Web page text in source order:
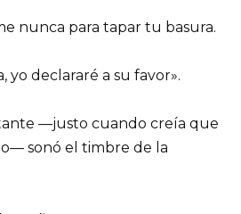
nunca para tapar tu basura.
yo declararé a su favor».
—justo cuando creía que
sonó el timbre de la